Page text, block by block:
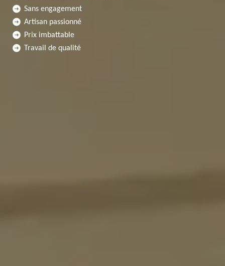
Sans engagement
Artisan passionné
Prix imbattable
Travail de qualité